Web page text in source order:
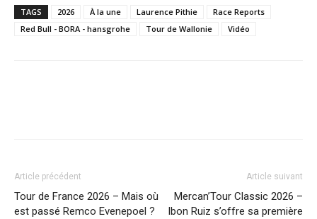
TAGS 2026 À la une Laurence Pithie
Race Reports
Red Bull - BORA - hansgrohe
Tour de Wallonie Vidéo
Article précédent
Tour de France 2026 – Mais où
est passé Remco Evenepoel ?
Article suivant
Mercan’Tour Classic 2026 –
Ibon Ruiz s’offre sa première